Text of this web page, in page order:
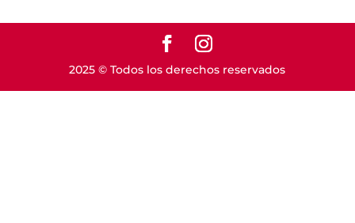
2025 © Todos los derechos reservados